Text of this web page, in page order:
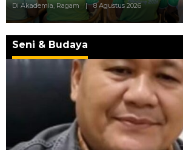
Di Akademia, Ragam | 8 Agustus 2026
Seni & Budaya